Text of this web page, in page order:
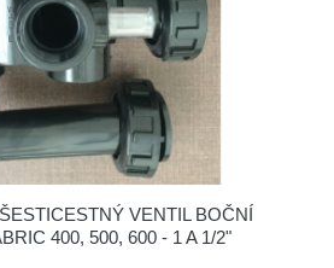
VENTIL BOČNÍ
400, 500, 600 - 1 A 1/2"